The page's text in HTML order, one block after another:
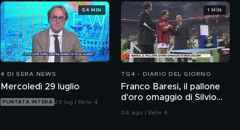
4 DI SERA NEWS
Mercoledì 29 luglio
PUNTATA INTERA 29 lug | Rete 4
54 MIN
TG4 - DIARIO DEL GIORNO
Franco Baresi, il pallone
d'oro omaggio di Silvio
Berlusconi
04 ago | Rete 4
1 MIN